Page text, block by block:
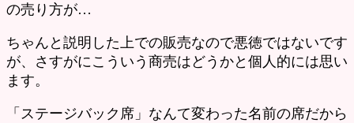
の売り方が…
ちゃんと説明した上での販売なので悪徳ではないです
が、さすがにこういう商売はどうかと個人的には思い
ます。
「ステージバック席」なんて変わった名前の席だから